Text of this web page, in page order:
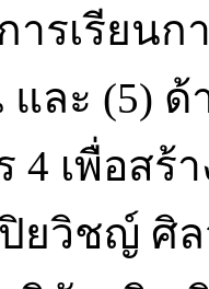
ารเรียน
และ (5)
4 เพื่อสร้
ยวิชญ์ ศิ